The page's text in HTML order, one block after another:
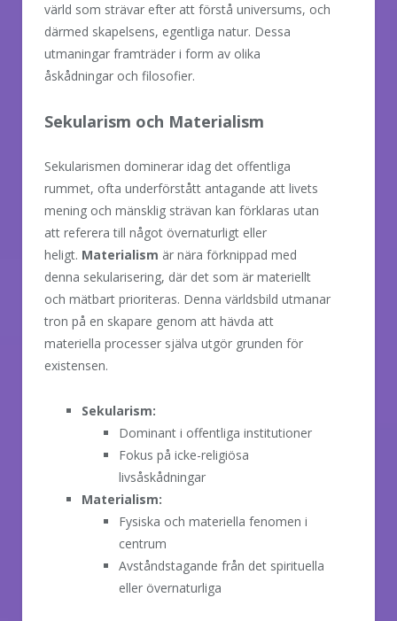
värld som strävar efter att förstå universums, och
därmed skapelsens, egentliga natur. Dessa
utmaningar framträder i form av olika
åskådningar och filosofier.
Sekularism och Materialism
Sekularismen dominerar idag det offentliga
rummet, ofta underförstått antagande att livets
mening och mänsklig strävan kan förklaras utan
att referera till något övernaturligt eller
heligt. Materialism är nära förknippad med
denna sekularisering, där det som är materiellt
och mätbart prioriteras. Denna världsbild utmanar
tron på en skapare genom att hävda att
materiella processer själva utgör grunden för
existensen.
Sekularism:
Dominant i offentliga institutioner
Fokus på icke-religiösa
livsåskådningar
Materialism:
Fysiska och materiella fenomen i
centrum
Avståndstagande från det spirituella
eller övernaturliga